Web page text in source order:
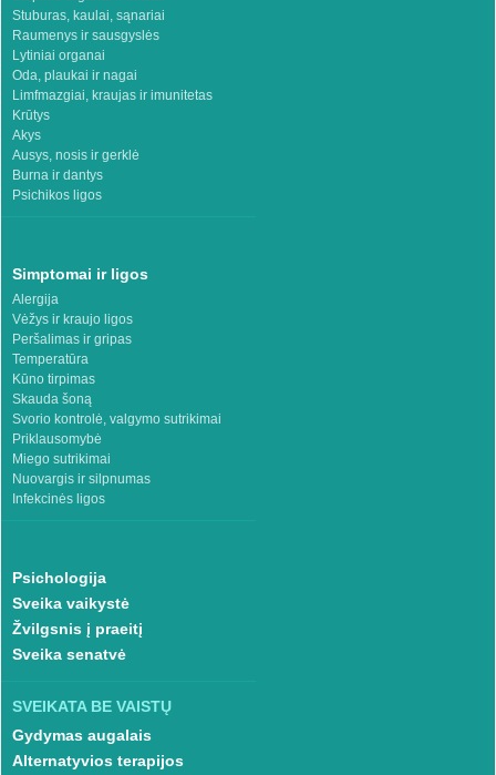
Stuburas, kaulai, sąnariai
Raumenys ir sausgyslės
Lytiniai organai
Oda, plaukai ir nagai
Limfmazgiai, kraujas ir imunitetas
Krūtys
Akys
Ausys, nosis ir gerklė
Burna ir dantys
Psichikos ligos
Simptomai ir ligos
Alergija
Vėžys ir kraujo ligos
Peršalimas ir gripas
Temperatūra
Kūno tirpimas
Skauda šoną
Svorio kontrolė, valgymo sutrikimai
Priklausomybė
Miego sutrikimai
Nuovargis ir silpnumas
Infekcinės ligos
Psichologija
Sveika vaikystė
Žvilgsnis į praeitį
Sveika senatvė
SVEIKATA BE VAISTŲ
Gydymas augalais
Alternatyvios terapijos